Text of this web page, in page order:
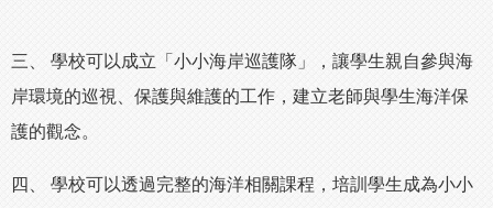
三、 學校可以成立「小小海岸巡護隊」，讓學生親自參與海
岸環境的巡視、保護與維護的工作，建立老師與學生海洋保
護的觀念。
四、 學校可以透過完整的海洋相關課程，培訓學生成為小小